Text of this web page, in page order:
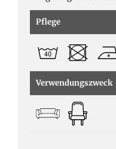
Pflege
Verwendungszweck